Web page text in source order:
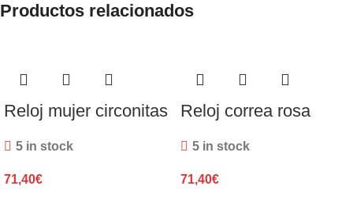
Productos relacionados
Reloj mujer circonitas
5 in stock
71,40€
Reloj correa rosa
5 in stock
71,40€